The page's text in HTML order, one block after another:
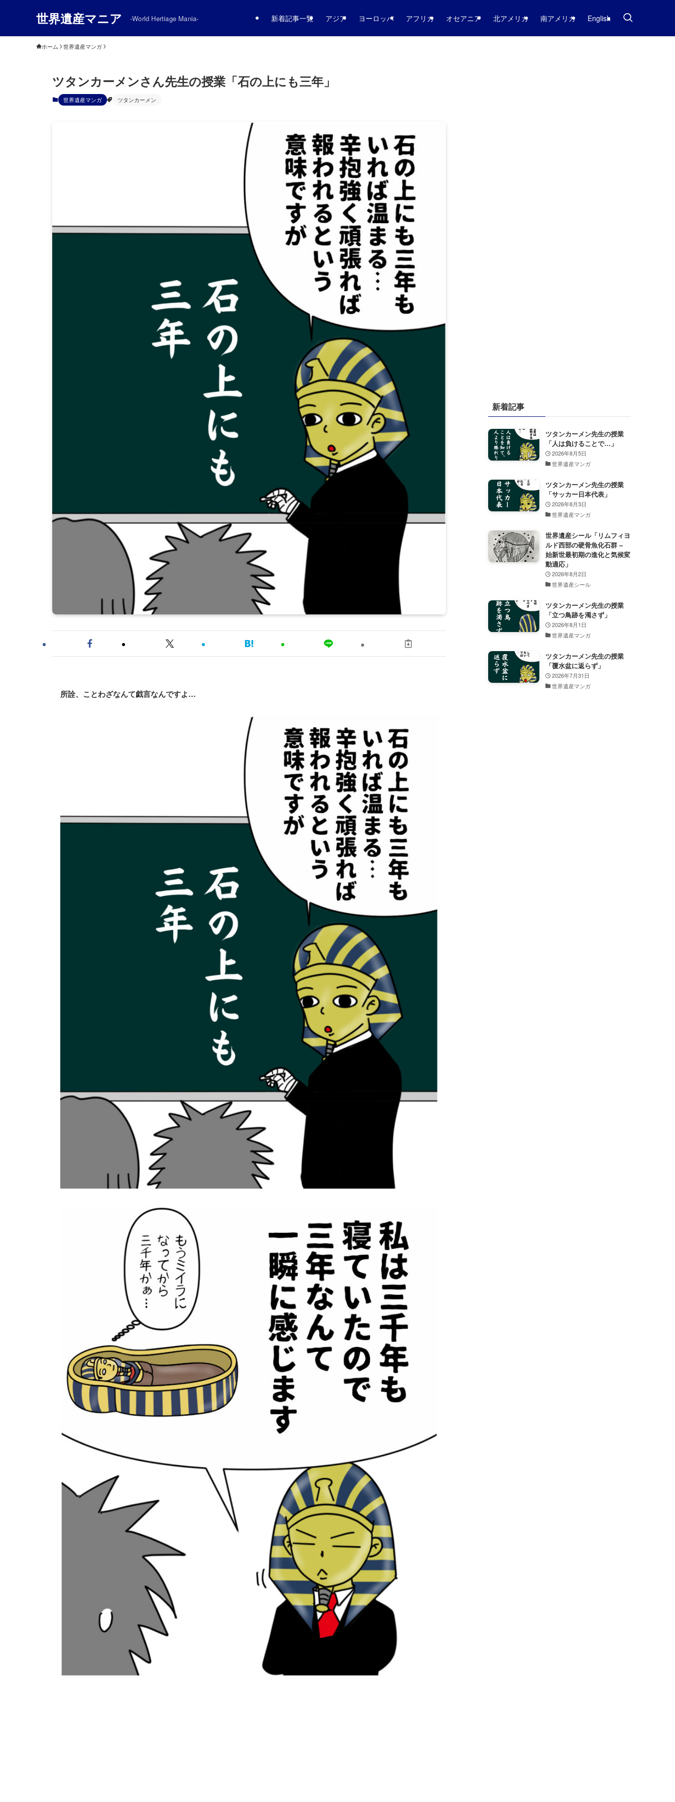
世界遺産マニア -World Hertiage Mania- 新着記事一覧 アジア ヨーロッパ アフリカ オセアニア 北アメリカ 南アメリカ English
ホーム 世界遺産マンガ
ツタンカーメンさん先生の授業「石の上にも三年」
世界遺産マンガ ツタンカーメン
所詮、ことわざなんて戯言なんですよ…
新着記事
ツタンカーメン先生の授業
「人は負けることで…」
2026年8月5日
世界遺産マンガ
ツタンカーメン先生の授業
「サッカー日本代表」
2026年8月3日
世界遺産マンガ
世界遺産シール「リムフィヨ
ルド西部の硬骨魚化石群 –
始新世最初期の進化と気候変
動適応」
2026年8月2日
世界遺産シール
ツタンカーメン先生の授業
「立つ鳥跡を濁さず」
2026年8月1日
世界遺産マンガ
ツタンカーメン先生の授業
「覆水盆に返らず」
2026年7月31日
世界遺産マンガ